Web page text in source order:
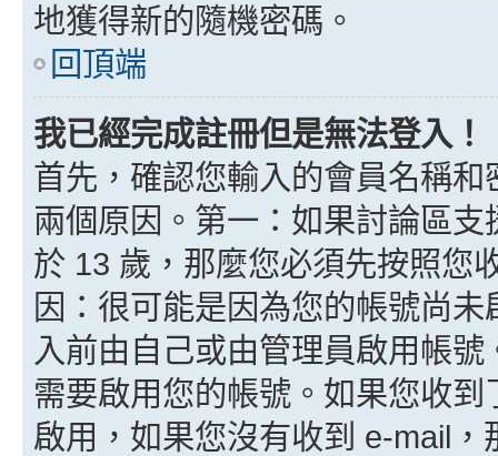
地獲得新的隨機密碼。
回頂端
我已經完成註冊但是無法登入！
首先，確認您輸入的會員名稱
兩個原因。第一：如果討論區
於 13 歲，那麼您必須先按照您
因：很可能是因為您的帳號尚
入前由自己或由管理員啟用帳
需要啟用您的帳號。如果您收
啟用，如果您沒有收到 e-mail